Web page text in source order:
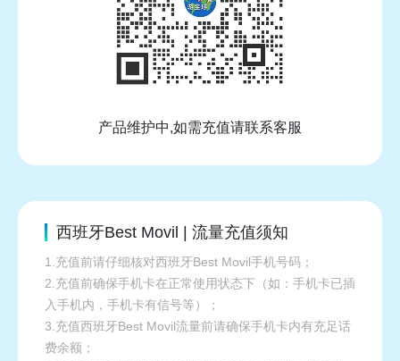
产品维护中,如需充值请联系客服
西班牙Best Movil | 流量充值须知
1.充值前请仔细核对西班牙Best Movil手机号码；
2.充值前确保手机卡在正常使用状态下（如：手机卡已插
入手机内，手机卡有信号等）；
3.充值西班牙Best Movil流量前请确保手机卡内有充足话
费余额；